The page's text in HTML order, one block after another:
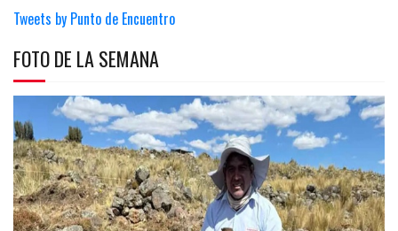
Tweets by Punto de Encuentro
FOTO DE LA SEMANA